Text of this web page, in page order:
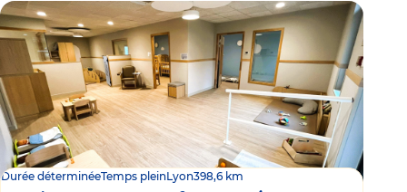
Durée déterminéeTemps pleinLyon398,6 km